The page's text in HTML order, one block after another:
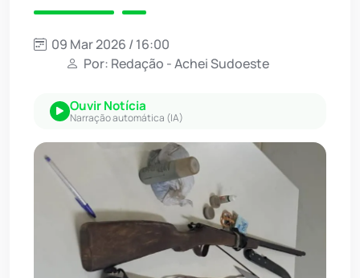
09 Mar 2026 / 16:00
Por: Redação - Achei Sudoeste
Ouvir Notícia
Narração automática (IA)